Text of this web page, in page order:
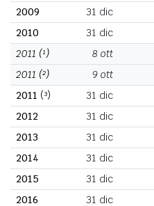
2009
31 dic
2010
31 dic
2011 (¹) 8 ott
2011 (²) 9 ott
2011 (³) 31 dic
2012
31 dic
2013
31 dic
2014
31 dic
2015
31 dic
2016
31 dic